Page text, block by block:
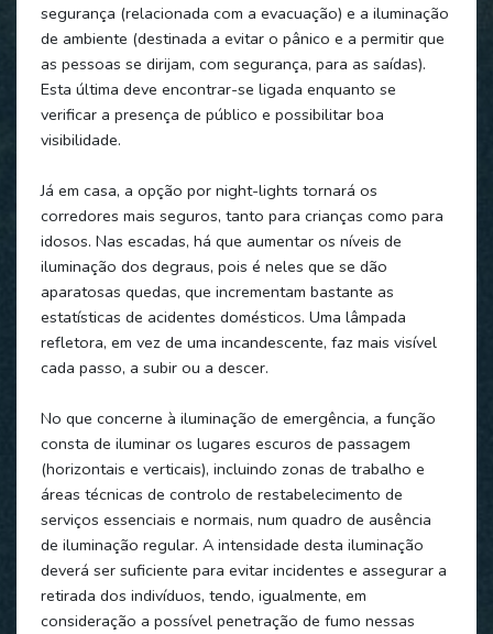
segurança (relacionada com a evacuação) e a iluminação
de ambiente (destinada a evitar o pânico e a permitir que
as pessoas se dirijam, com segurança, para as saídas).
Esta última deve encontrar-se ligada enquanto se
verificar a presença de público e possibilitar boa
visibilidade.
Já em casa, a opção por night-lights tornará os
corredores mais seguros, tanto para crianças como para
idosos. Nas escadas, há que aumentar os níveis de
iluminação dos degraus, pois é neles que se dão
aparatosas quedas, que incrementam bastante as
estatísticas de acidentes domésticos. Uma lâmpada
refletora, em vez de uma incandescente, faz mais visível
cada passo, a subir ou a descer.
No que concerne à iluminação de emergência, a função
consta de iluminar os lugares escuros de passagem
(horizontais e verticais), incluindo zonas de trabalho e
áreas técnicas de controlo de restabelecimento de
serviços essenciais e normais, num quadro de ausência
de iluminação regular. A intensidade desta iluminação
deverá ser suficiente para evitar incidentes e assegurar a
retirada dos indivíduos, tendo, igualmente, em
consideração a possível penetração de fumo nessas